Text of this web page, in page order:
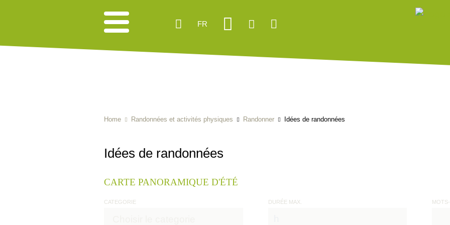
FR
Home Randonnées et activités physiques Randonner Idées de randonnées
Idées de randonnées
CARTE PANORAMIQUE D'ÉTÉ
CATEGORIE DURÉE MAX.